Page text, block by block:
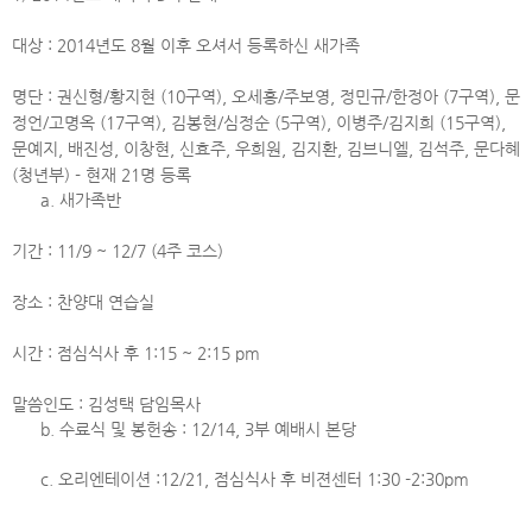
대상 : 2014년도 8월 이후 오셔서 등록하신 새가족
명단 : 권신형/황지현 (10구역), 오세홍/주보영, 정민규/한정아 (7구역), 문
정언/고명옥 (17구역), 김봉현/심정순 (5구역), 이병주/김지희 (15구역),
문예지, 배진성, 이창현, 신효주, 우희원, 김지환, 김브니엘, 김석주, 문다혜
(청년부) - 현재 21명 등록
a. 새가족반
기간 : 11/9 ~ 12/7 (4주 코스)
장소 : 찬양대 연습실
시간 : 점심식사 후 1:15 ~ 2:15 pm
말씀인도 : 김성택 담임목사
b. 수료식 및 봉헌송 : 12/14, 3부 예배시 본당
c. 오리엔테이션 :12/21, 점심식사 후 비젼센터 1:30 -2:30pm